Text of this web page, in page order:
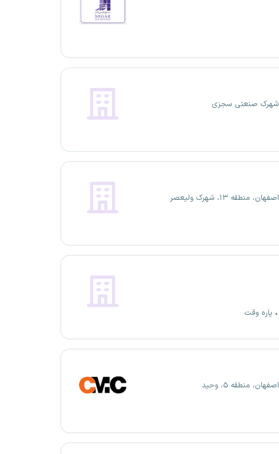
شهرک صنعتی سجزی
اصفهان، منطقه ۱۳، شهرک ولیعصر
پاره وقت
اصفهان، منطقه ۵، وحید